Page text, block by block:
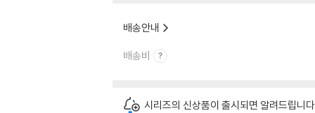
배송안내
배송비
시리즈의 신상품이 출시되면 알려드립니